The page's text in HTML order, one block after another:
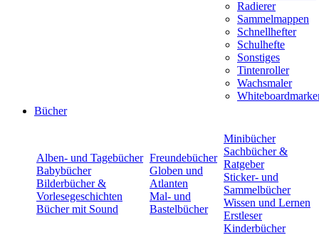
Radierer
Sammelmappen
Schnellhefter
Schulhefte
Sonstiges
Tintenroller
Wachsmaler
Bücher
Alben- und Tagebücher
Babybücher
Bilderbücher &
Vorlesegeschichten
Bücher mit Sound
Freundebücher
Globen und
Atlanten
Mal- und
Bastelbücher
Minibücher
Sachbücher &
Ratgeber
Sticker- und
Sammelbücher
Wissen und Lernen
Erstleser
Kinderbücher